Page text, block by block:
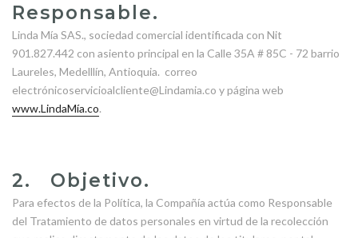
Responsable.
Linda Mía SAS., sociedad comercial identificada con Nit
901.827.442 con asiento principal en la Calle 35A # 85C - 72 barrio
Laureles, Medelllín, Antioquia. correo
electrónicoservicioalcliente@Lindamia.co y página web
www.LindaMía.co.
2. Objetivo.
Para efectos de la Política, la Compañía actúa como Responsable
del Tratamiento de datos personales en virtud de la recolección